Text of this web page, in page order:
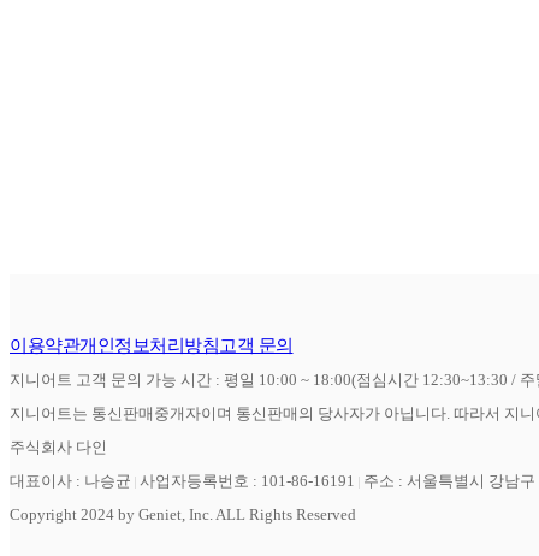
이용약관개인정보처리방침고객 문의
지니어트 고객 문의 가능 시간 : 평일 10:00 ~ 18:00(점심시간 12:30~13:30 /
지니어트는 통신판매중개자이며 통신판매의 당사자가 아닙니다. 따라서 지
주식회사 다인
대표이사 : 나승균 사업자등록번호 : 101-86-16191
주소 : 서울특별시 강남
Copyright 2024 by Geniet, Inc. ALL Rights Reserved